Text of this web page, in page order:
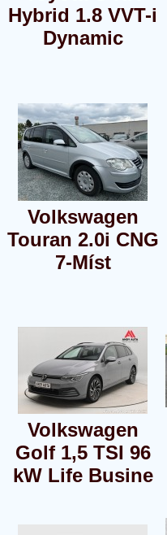
Hybrid 1.8 VVT-i
Dynamic
Volkswagen
Touran 2.0i CNG
7-Míst
Volkswagen
Golf 1,5 TSI 96
kW Life Busine